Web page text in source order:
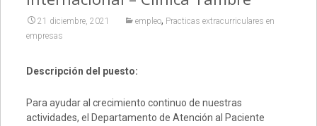
21 diciembre, 2021 empleo, Practicas extracurriculares en
empresas
Descripción del puesto:
Para ayudar al crecimiento continuo de nuestras
actividades, el Departamento de Atención al Paciente